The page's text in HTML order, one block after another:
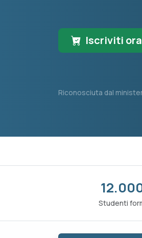
Iscriviti ora
Riconosciuta dal
Studenti